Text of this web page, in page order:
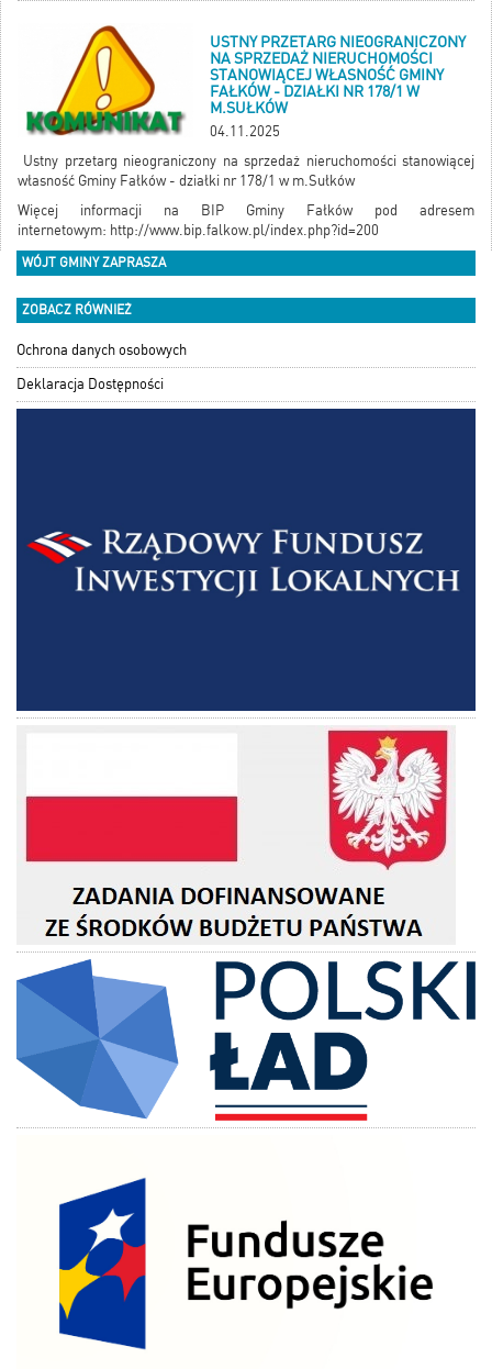
USTNY PRZETARG NIEOGRANICZONY
NA SPRZEDAŻ NIERUCHOMOŚCI
STANOWIĄCEJ WŁASNOŚĆ GMINY
FAŁKÓW - DZIAŁKI NR 178/1 W
M.SUŁKÓW
04.11.2025
Ustny przetarg nieograniczony na sprzedaż nieruchomości stanowiącej
własność Gminy Fałków - działki nr 178/1 w m.Sułków
Więcej informacji na BIP Gminy Fałków pod adresem
internetowym: http://www.bip.falkow.pl/index.php?id=200
WÓJT GMINY ZAPRASZA
ZOBACZ RÓWNIEŻ
Ochrona danych osobowych
Deklaracja Dostępności